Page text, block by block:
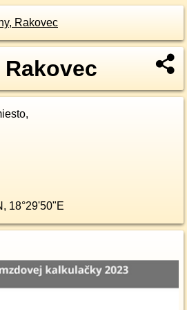
Rakovec
, 18°29'50"E